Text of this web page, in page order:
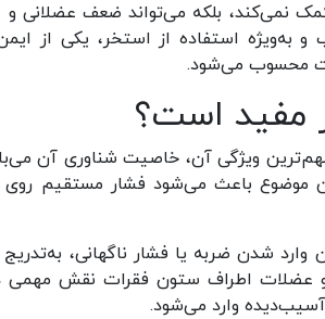
کمک نمی‌کند، بلکه می‌تواند ضعف عضلانی
به‌ویژه استفاده از استخر، یکی از
محسوب می‌شود.
مفید است؟
ویژگی آن، خاصیت شناوری آن
موضوع باعث می‌شود فشار مستقیم روی
شدن ضربه یا فشار ناگهانی،
و عضلات اطراف ستون فقرات نقش مهمی
وارد می‌شود.